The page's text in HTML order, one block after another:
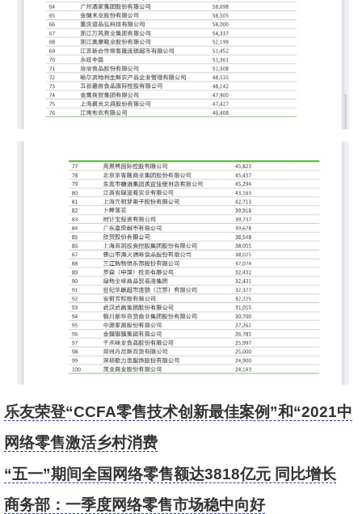
乐友荣登“CCFA零售技术创新最佳案例”和“2021中
国网络零售TOP100”榜
网络零售激活乡村消费
“五一”期间全国网络零售额达3818亿元 同比增长
28.1%
商务部：一季度网络零售市场稳中向好